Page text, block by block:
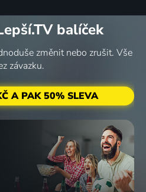
balíček
změnit nebo zrušit. Vše
závazku.
A PAK 50% SLEVA